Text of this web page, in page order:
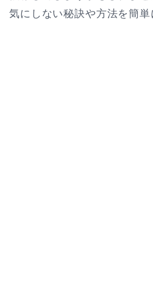
気にしない秘訣や方法を簡単